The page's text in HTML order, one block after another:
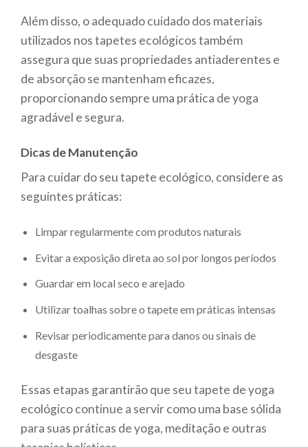
Além disso, o adequado cuidado dos materiais
utilizados nos tapetes ecológicos também
assegura que suas propriedades antiaderentes e
de absorção se mantenham eficazes,
proporcionando sempre uma prática de yoga
agradável e segura.
Dicas de Manutenção
Para cuidar do seu tapete ecológico, considere as
seguintes práticas:
Limpar regularmente com produtos naturais
Evitar a exposição direta ao sol por longos períodos
Guardar em local seco e arejado
Utilizar toalhas sobre o tapete em práticas intensas
Revisar periodicamente para danos ou sinais de
desgaste
Essas etapas garantirão que seu tapete de yoga
ecológico continue a servir como uma base sólida
para suas práticas de yoga, meditação e outras